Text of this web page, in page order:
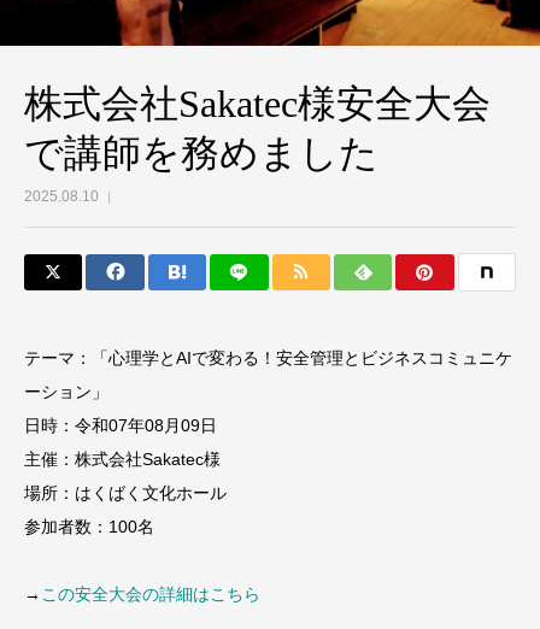
株式会社Sakatec様安全大会
で講師を務めました
2025.08.10
テーマ：「心理学とAIで変わる！安全管理とビジネスコミュニケ
ーション」
日時：令和07年08月09日
主催：株式会社Sakatec様
場所：はくばく文化ホール
参加者数：100名
→ この安全大会の詳細はこちら